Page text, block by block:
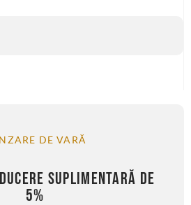
DE VARĂ
SUPLIMENTARĂ DE
5%